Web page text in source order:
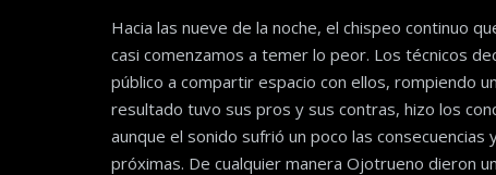
Hacia las nueve de la noche, el chispeo continuo
casi comenzamos a temer lo peor. Los técnicos
público a compartir espacio con ellos, rompiendo
resultado tuvo sus pros y sus contras, hizo los
aunque el sonido sufrió un poco las
próximas. De cualquier manera Ojotrueno dieron